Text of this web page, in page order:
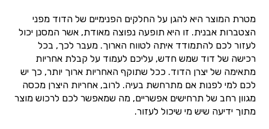
מטרת המוצר היא להגן על החלקים הפנימיים של הדוד מפני
הצטברות אבנית. זו היא תופעה נפוצה מאודת, אשר המסנן יכול
לעזור לכם להתמודד איתה לטווח הארוך. מעבר לכך, בכל
רכישה של דוד שמש חדש, עליכם לעמוד על קבלת אחריות
מתאימה של יצרן הדוד. ככל שתוקף האחריות ארוך יותר, כך יש
לכם למי לפנות אם מתרחשת בעיה. לרוב, אחריות היצרן מכסה
מגוון רחב של תרחישים אפשריים, מה שמאפשר לכם לרכוש מוצר
מתוך ידיעה שיש מי שיכול לעזור.